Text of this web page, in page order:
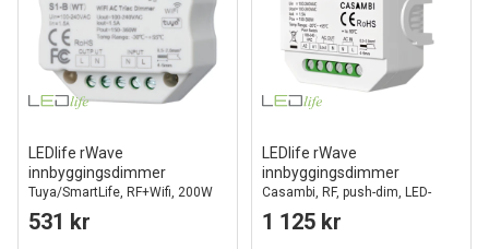
LEDlife rWave
innbyggingsdimmer
Tuya/SmartLife, RF+Wifi, 200W
LED-dimmer
531 kr
LEDlife rWave
innbyggingsdimmer
Casambi, RF, push-dim, LED-
dimmer, for innbygging
1 125 kr